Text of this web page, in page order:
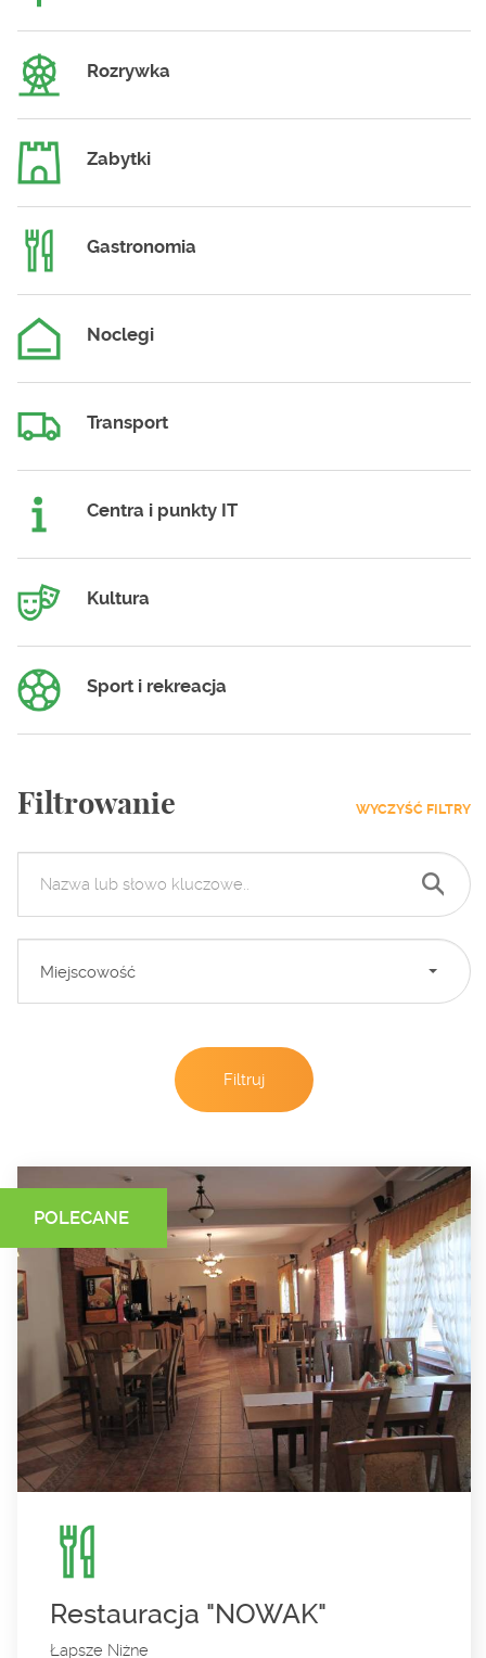
Rozrywka
Zabytki
Gastronomia
Noclegi
Transport
Centra i punkty IT
Kultura
Sport i rekreacja
Filtrowanie WYCZYŚĆ FILTRY
Miejscowość
POLECANE
Restauracja "NOWAK"
Łapsze Niżne